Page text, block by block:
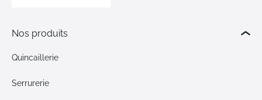
Nos produits
Quincaillerie
Serrurerie